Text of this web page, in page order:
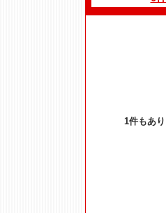
1件もあ